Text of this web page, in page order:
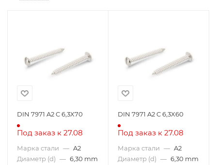
DIN 7971 A2 C 6,3X70
Под заказ к 27.08
Марка стали — A2
Диаметр (d) — 6,30 mm
DIN 7971 A2 C 6,3X60
Под заказ к 27.08
Марка стали — A2
Диаметр (d) — 6,30 mm